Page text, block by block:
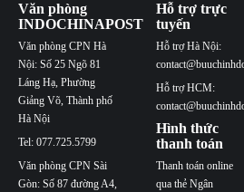
Văn phòng
INDOCHINAPOST
Văn phòng CPN Hà
Nội: Số 25 Ngõ 81
Láng Hạ, Phường
Giảng Võ, Thành phố
Hà Nội
Tel: 077.725.5799
Văn phòng CPN Sài
Gòn: Số 87 đường A4,
Hỗ trợ trực
tuyến
Hỗ trợ Hà Nội:
Hỗ trợ HCM:
Hình thức
thanh toán
Thanh toán online
qua thẻ Ngân